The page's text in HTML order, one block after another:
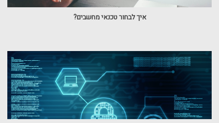
איך לבחור טכנאי מחשבים?